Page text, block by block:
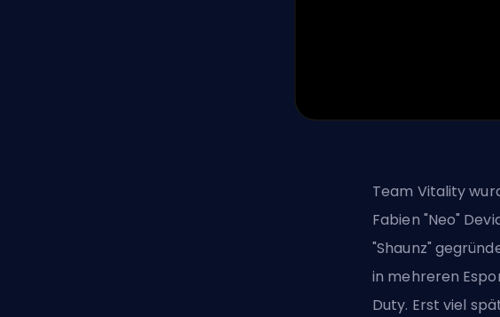
Team Vitality
Fabien "Neo"
"Shaunz"
in mehreren
Duty. Erst viel